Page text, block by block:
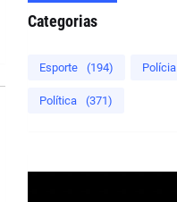
Categorias
Esporte (194) Polícia
Política (371)